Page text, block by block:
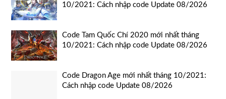
10/2021: Cách nhập code Update 08/2026
Code Tam Quốc Chí 2020 mới nhất tháng
10/2021: Cách nhập code Update 08/2026
Code Dragon Age mới nhất tháng 10/2021:
Cách nhập code Update 08/2026